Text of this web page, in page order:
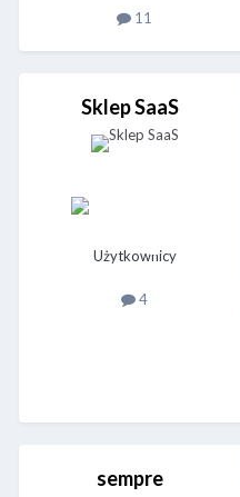
11
Sklep SaaS
Użytkownicy
4
sempre